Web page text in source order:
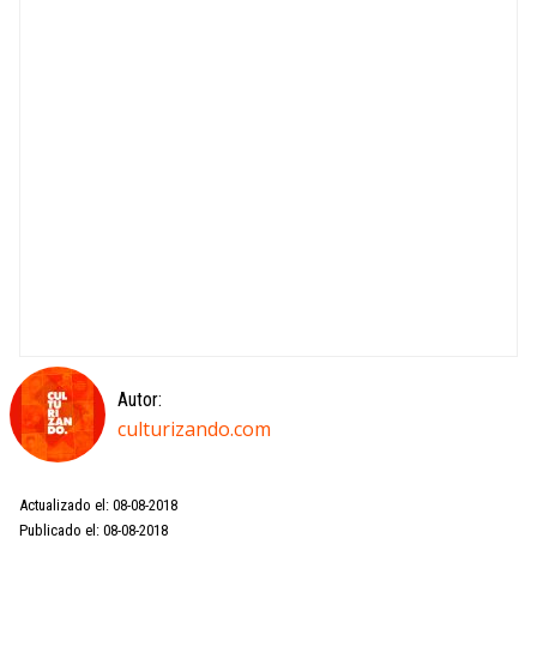
Autor:
culturizando.com
Actualizado el: 08-08-2018
Publicado el: 08-08-2018